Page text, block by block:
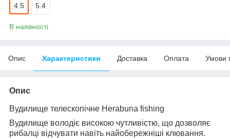
4.5 5.4
В наявності
Опис Характеристики Доставка Оплата Умови
Опис
Вудилище телескопічне Herabuna fishing
Вудилище володіє високою чутливістю, що дозволяє
рибалці відчувати навіть найобережніші клювання.